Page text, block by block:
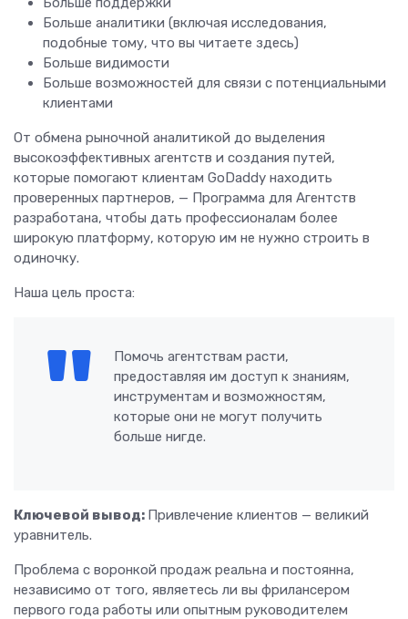
Больше аналитики (включая исследования,
подобные тому, что вы читаете здесь)
Больше видимости
Больше возможностей для связи с потенциальными
клиентами
От обмена рыночной аналитикой до выделения
высокоэффективных агентств и создания путей,
которые помогают клиентам GoDaddy находить
проверенных партнеров, — Программа для Агентств
разработана, чтобы дать профессионалам более
широкую платформу, которую им не нужно строить в
одиночку.
Наша цель проста:
Помочь агентствам расти,
предоставляя им доступ к знаниям,
инструментам и возможностям,
которые они не могут получить
больше нигде.
Ключевой вывод: Привлечение клиентов — великий
уравнитель.
Проблема с воронкой продаж реальна и постоянна,
независимо от того, являетесь ли вы фрилансером
первого года работы или опытным руководителем